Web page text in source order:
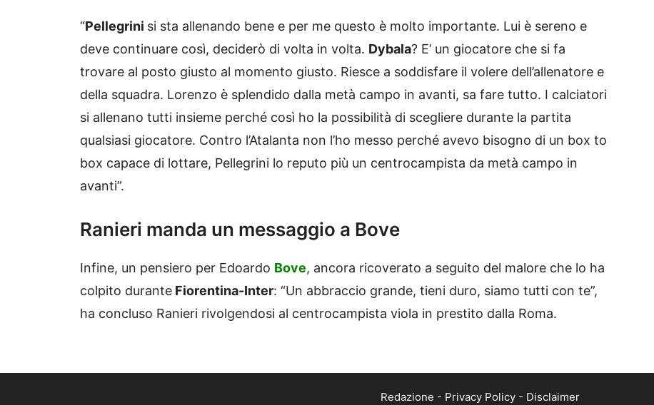
“Pellegrini si sta allenando bene e per me questo è molto importante. Lui è sereno e
deve continuare così, deciderò di volta in volta. Dybala? E’ un giocatore che si fa
trovare al posto giusto al momento giusto. Riesce a soddisfare il volere dell’allenatore e
della squadra. Lorenzo è splendido dalla metà campo in avanti, sa fare tutto. I calciatori
si allenano tutti insieme perché così ho la possibilità di scegliere durante la partita
qualsiasi giocatore. Contro l’Atalanta non l’ho messo perché avevo bisogno di un box to
box capace di lottare, Pellegrini lo reputo più un centrocampista da metà campo in
avanti”.
Ranieri manda un messaggio a Bove
Infine, un pensiero per Edoardo Bove, ancora ricoverato a seguito del malore che lo ha
colpito durante Fiorentina-Inter: “Un abbraccio grande, tieni duro, siamo tutti con te”,
ha concluso Ranieri rivolgendosi al centrocampista viola in prestito dalla Roma.
Redazione - Privacy Policy- Disclaimer